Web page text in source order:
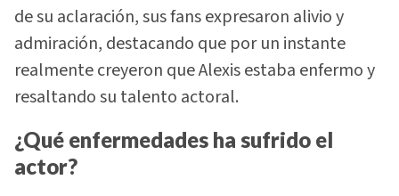
de su aclaración, sus fans expresaron alivio y
admiración, destacando que por un instante
realmente creyeron que Alexis estaba enfermo y
resaltando su talento actoral.
¿Qué enfermedades ha sufrido el
actor?